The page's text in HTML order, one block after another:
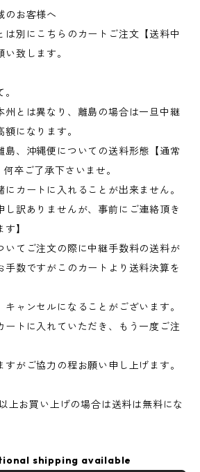
のお客様へ
は別にこちらのカートご注文【送料中
致します。
州とは異なり、離島の場合は一旦中継
になります。
島、沖縄便についての送料形態【通常
卒ご了承下さいませ。
にカートに入れることが出来ません。
し訳ありませんが、事前にご連絡頂き
】
てご注文の際に中継手数料の送料が
手数ですがこのカートより送料決算を
ャンセルになることがございます。
ートに入れていただき、もう一度ご注
がご協力の程お願い申し上げます。
お買い上げの場合は送料は無料にな
shipping available